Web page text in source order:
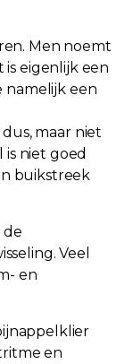
Men noemt
eigenlijk een
namelijk een
maar niet
niet goed
buikstreek
de
Veel
en
en